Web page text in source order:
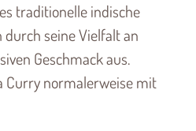
traditionelle indische
durch seine Vielfalt an
Geschmack aus.
Curry normalerweise mit